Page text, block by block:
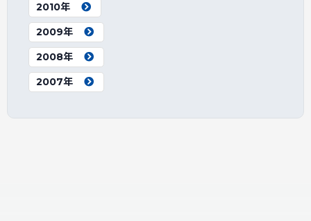
2010年
2009年
2008年
2007年